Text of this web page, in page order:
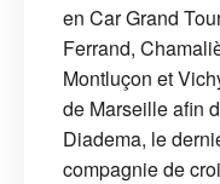
en Car Grand
Ferrand,
Montluçon et
de Marseille afin
Diadema, le
compagnie de